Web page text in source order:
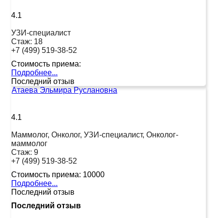
4.1
УЗИ-специалист
Стаж: 18
+7 (499) 519-38-52
Стоимость приема:
Подробнее...
Последний отзыв
Атаева Эльмира Руслановна
4.1
Маммолог, Онколог, УЗИ-специалист, Онколог-
маммолог
Стаж: 9
+7 (499) 519-38-52
Стоимость приема: 10000
Подробнее...
Последний отзыв
Последний отзыв